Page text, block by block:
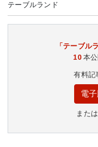
テーブルランド
「テーブル
10本
有料記
電
または